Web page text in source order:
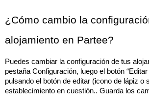
¿Cómo cambio la
alojamiento en Partee?
Puedes cambiar la configuración de tus
pestaña Configuración, luego el botón
pulsando el botón de editar (icono de lápiz o
establecimiento en cuestión.. Guarda los